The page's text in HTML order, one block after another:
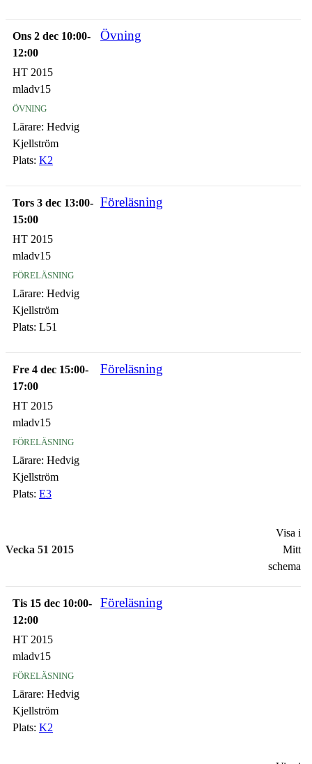
Ons 2 dec 10:00-
12:00
Övning
HT 2015
mladv15
övning
Lärare: Hedvig
Kjellström
Plats: K2
Tors 3 dec 13:00-
15:00
Föreläsning
HT 2015
mladv15
föreläsning
Lärare: Hedvig
Kjellström
Plats: L51
Fre 4 dec 15:00-
17:00
Föreläsning
HT 2015
mladv15
föreläsning
Lärare: Hedvig
Kjellström
Plats: E3
Vecka 51 2015
Visa i
Mitt
schema
Tis 15 dec 10:00-
12:00
Föreläsning
HT 2015
mladv15
föreläsning
Lärare: Hedvig
Kjellström
Plats: K2